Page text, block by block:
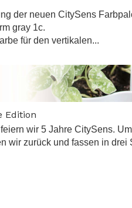
der neuen CitySens
gray 1c.
für den vertikalen...
Edition
wir 5 Jahre CitySens.
wir zurück und fassen in drei